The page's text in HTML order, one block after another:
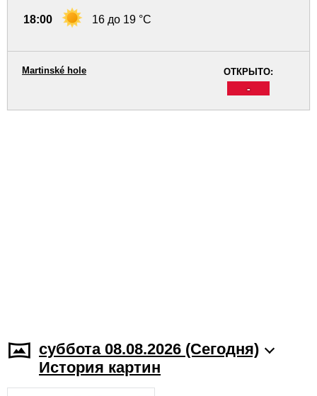
18:00 16 до 19 °C
ОТКРЫТО:
-
Martinské hole
суббота 08.08.2026 (Cегодня)
История картин